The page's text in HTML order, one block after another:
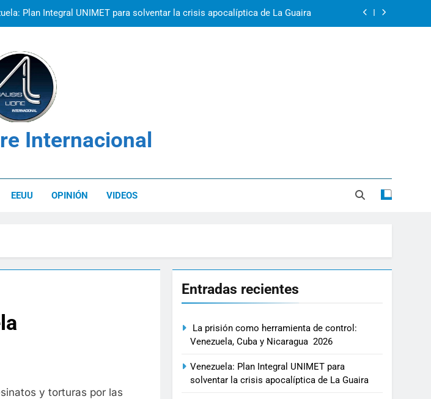
Plan Integral UNIMET para solventar la crisis apocalíptica de La Guaira
La prisión como herramienta de control: Venezuela, Cuba y Nicaragua 2026
Plan Integral UNIMET para solventar la crisis apocalíptica de La Guaira
Internacional
EEUU OPINIÓN VIDEOS
y torturas por las
Entradas recientes
La prisión como herramienta de control:
Venezuela, Cuba y Nicaragua 2026
Venezuela: Plan Integral UNIMET para
solventar la crisis apocalíptica de La Guaira